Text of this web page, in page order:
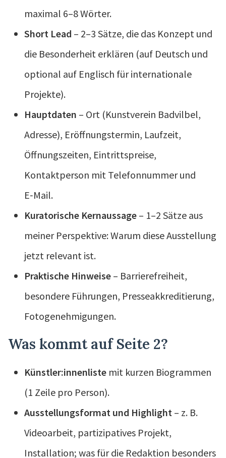
maximal 6–8 Wörter.
Short Lead – 2–3 Sätze, die das Konzept und
die Besonderheit erklären (auf Deutsch und
optional auf Englisch für internationale
Projekte).
Hauptdaten – Ort (Kunstverein Badvilbel,
Adresse), Eröffnungstermin, Laufzeit,
Öffnungszeiten, Eintrittspreise,
Kontaktperson mit Telefonnummer und
E‑Mail.
Kuratorische Kernaussage – 1–2 Sätze aus
meiner Perspektive: Warum diese Ausstellung
jetzt relevant ist.
Praktische Hinweise – Barrierefreiheit,
besondere Führungen, Presseakkreditierung,
Fotogenehmigungen.
Was kommt auf Seite 2?
Künstler:innenliste mit kurzen Biogrammen
(1 Zeile pro Person).
Ausstellungsformat und Highlight – z. B.
Videoarbeit, partizipatives Projekt,
Installation; was für die Redaktion besonders